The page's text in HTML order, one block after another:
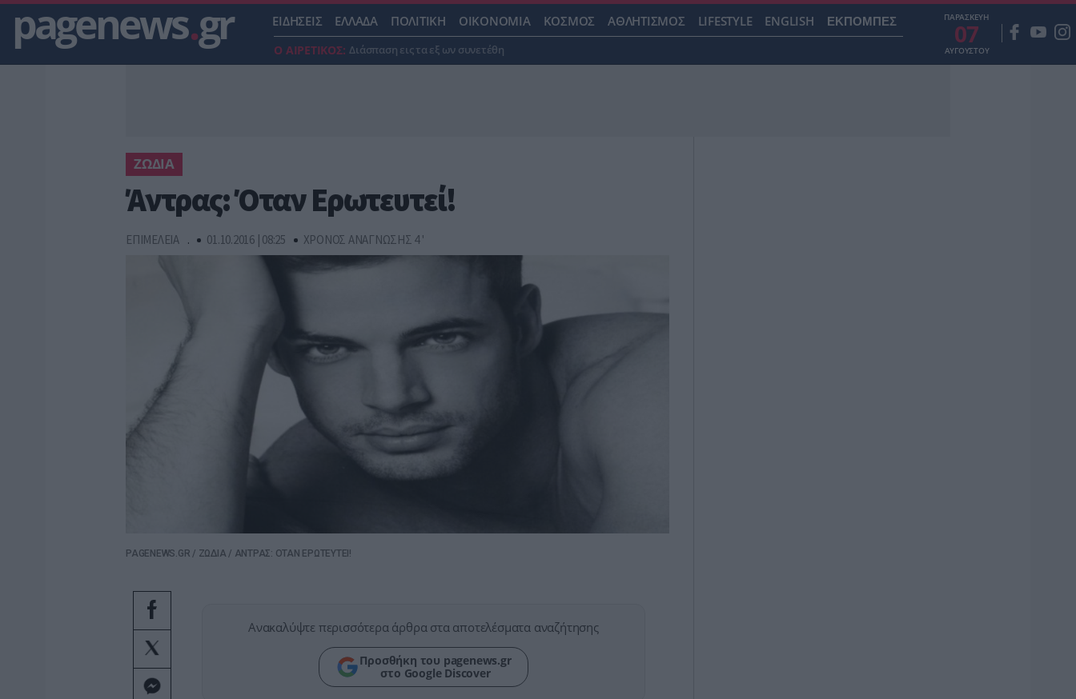
pagenews.gr ΕΙΔΗΣΕΙΣ ΕΛΛΑΔΑ ΠΟΛΙΤΙΚΗ ΟΙΚΟΝΟΜΙΑ ΚΟΣΜΟΣ ΑΘΛΗΤΙΣΜΟΣ LIFESTYLE ENGLISH ΕΚΠΟΜΠΕΣ
Ο ΑΙΡΕΤΙΚΟΣ: Διάσπαση εις τα εξ ων συνετέθη
ΠΑΡΑΣΚΕΥΗ
07
ΑΥΓΟΥΣΤΟΥ
ΖΩΔΙΑ
Άντρας: Όταν Ερωτευτεί!
ΕΠΙΜΕΛΕΙΑ . 01.10.2016 | 08:25 ΧΡΟΝΟΣ ΑΝΑΓΝΩΣΗΣ 4 '
PAGENEWS.GR / ΖΩΔΙΑ / ΑΝΤΡΑΣ: ΟΤΑΝ ΕΡΩΤΕΥΤΕΙ!
Ανακαλύψτε περισσότερα άρθρα στα αποτελέσματα αναζήτησης
Προσθήκη του pagenews.gr
στο Google Discover